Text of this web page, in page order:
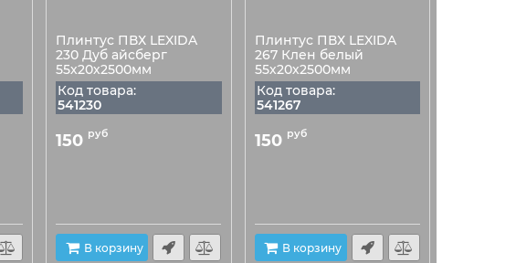
Плинтус ПВХ LEXIDA
230 Дуб айсберг
55х20х2500мм
Код товара:
541230
150 руб
В корзину
Плинтус ПВХ LEXIDA
267 Клен белый
55х20х2500мм
Код товара:
541267
150 руб
В корзину